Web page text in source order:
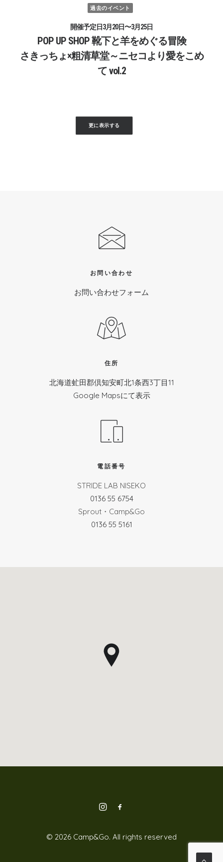
過去のイベント
開催予定日3月20日〜3月25日
POP UP SHOP 靴下と羊をめぐる冒険
さきっちょ×粗清草堂～ニセコより愛をこめ
て vol.2
更に表示する
お問い合わせ
お問い合わせフォーム
住所
北海道虻田郡倶知安町北1条西3丁目11
Google Mapsにて表示
電話番号
STRIDE LAB NISEKO
0136 55 6754
Sprout・Camp&Go
0136 55 5161
© 2026 Camp&Go. All rights reserved